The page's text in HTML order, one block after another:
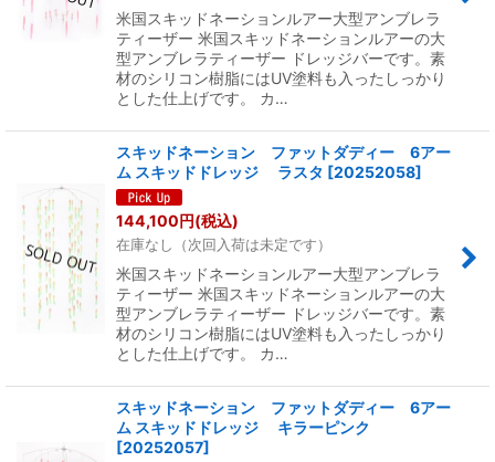
米国スキッドネーションルアー大型アンブレラ
ティーザー 米国スキッドネーションルアーの大
型アンブレラティーザー ドレッジバーです。素
材のシリコン樹脂にはUV塗料も入ったしっかり
とした仕上げです。 カ…
スキッドネーション ファットダディー 6アー
ム スキッドドレッジ ラスタ [20252058]
144,100円(税込)
在庫なし（次回入荷は未定です）
米国スキッドネーションルアー大型アンブレラ
ティーザー 米国スキッドネーションルアーの大
型アンブレラティーザー ドレッジバーです。素
材のシリコン樹脂にはUV塗料も入ったしっかり
とした仕上げです。 カ…
スキッドネーション ファットダディー 6アー
ム スキッドドレッジ キラーピンク
[20252057]